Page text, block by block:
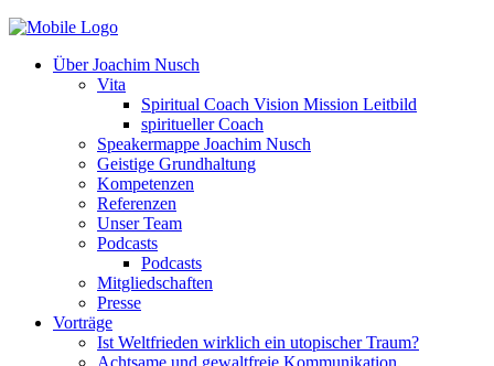
Über Joachim Nusch
Vita
Spiritual Coach Vision Mission Leitbild
spiritueller Coach
Speakermappe Joachim Nusch
Geistige Grundhaltung
Kompetenzen
Referenzen
Unser Team
Podcasts
Podcasts
Mitgliedschaften
Presse
Vorträge
Ist Weltfrieden wirklich ein utopischer Traum?
Achtsame und gewaltfreie Kommunikation,